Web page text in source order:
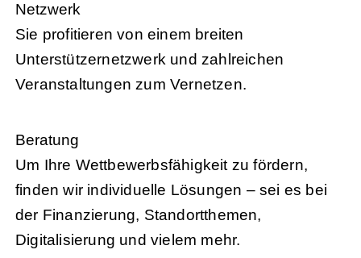
Netzwerk
Sie profitieren von einem breiten
Unterstützernetzwerk und zahlreichen
Veranstaltungen zum Vernetzen.
Beratung
Um Ihre Wettbewerbsfähigkeit zu fördern,
finden wir individuelle Lösungen – sei es bei
der Finanzierung, Standortthemen,
Digitalisierung und vielem mehr.